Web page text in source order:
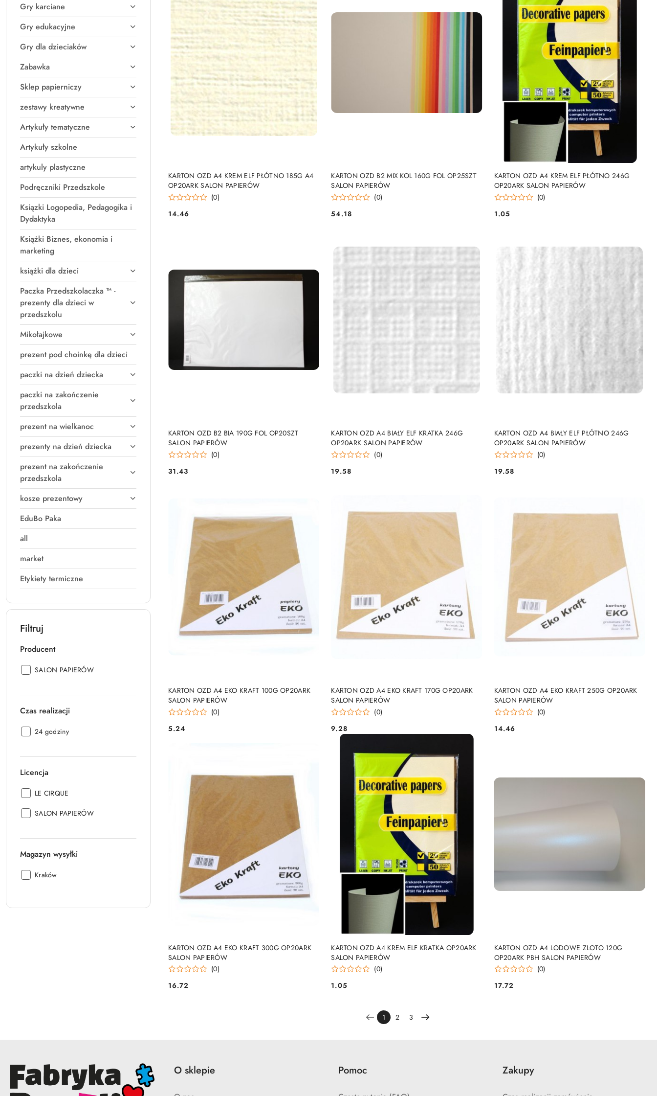
Gry karciane
Gry edukacyjne
Gry dla dzieciaków
Zabawka
Sklep papierniczy
zestawy kreatywne
Artykuły tematyczne
Artykuły szkolne
artykuly plastyczne
Podręczniki Przedszkole
Ksiązki Logopedia, Pedagogika i
Dydaktyka
Książki Biznes, ekonomia i
marketing
książki dla dzieci
Paczka Przedszkolaczka ™ -
prezenty dla dzieci w
przedszkolu
Mikołajkowe
prezent pod choinkę dla dzieci
paczki na dzień dziecka
paczki na zakończenie
przedszkola
prezent na wielkanoc
prezenty na dzień dziecka
prezent na zakończenie
przedszkola
kosze prezentowy
EduBo Paka
all
market
Etykiety termiczne
Filtruj
Producent
Producent:
SALON PAPIERÓW
Czas realizacji
Czas
24 godziny
Licencja
Licencja:
LE CIRQUE
Licencja:
SALON PAPIERÓW
Magazyn wysyłki
Magazyn
Kraków
KARTON OZD A4 KREM ELF PŁÓTNO 185G A4
OP20ARK SALON PAPIERÓW
(0)
Cena:
14.46
PRODUKT NIEDOSTĘPNY
KARTON OZD B2 MIX KOL 160G FOL OP25SZT
SALON PAPIERÓW
(0)
Cena:
54.18
PRODUKT NIEDOSTĘPNY
KARTON OZD A4 KREM ELF PŁÓTNO 246G
OP20ARK SALON PAPIERÓW
(0)
Cena:
1.05
PRODUKT NIEDOSTĘPNY
KARTON OZD B2 BIA 190G FOL OP20SZT
SALON PAPIERÓW
(0)
Cena:
31.43
PRODUKT NIEDOSTĘPNY
KARTON OZD A4 BIAŁY ELF KRATKA 246G
OP20ARK SALON PAPIERÓW
(0)
Cena:
19.58
PRODUKT NIEDOSTĘPNY
KARTON OZD A4 BIAŁY ELF PŁÓTNO 246G
OP20ARK SALON PAPIERÓW
(0)
Cena:
19.58
PRODUKT NIEDOSTĘPNY
KARTON OZD A4 EKO KRAFT 100G OP20ARK
SALON PAPIERÓW
(0)
Cena:
5.24
PRODUKT NIEDOSTĘPNY
KARTON OZD A4 EKO KRAFT 170G OP20ARK
SALON PAPIERÓW
(0)
Cena:
9.28
PRODUKT NIEDOSTĘPNY
KARTON OZD A4 EKO KRAFT 250G OP20ARK
SALON PAPIERÓW
(0)
Cena:
14.46
PRODUKT NIEDOSTĘPNY
KARTON OZD A4 EKO KRAFT 300G OP20ARK
SALON PAPIERÓW
(0)
Cena:
16.72
KARTON OZD A4 KREM ELF KRATKA OP20ARK
SALON PAPIERÓW
(0)
Cena:
1.05
KARTON OZD A4 LODOWE ZLOTO 120G
OP20ARK PBH SALON PAPIERÓW
(0)
Cena:
17.72
1 2 3
O sklepie Pomoc Zakupy